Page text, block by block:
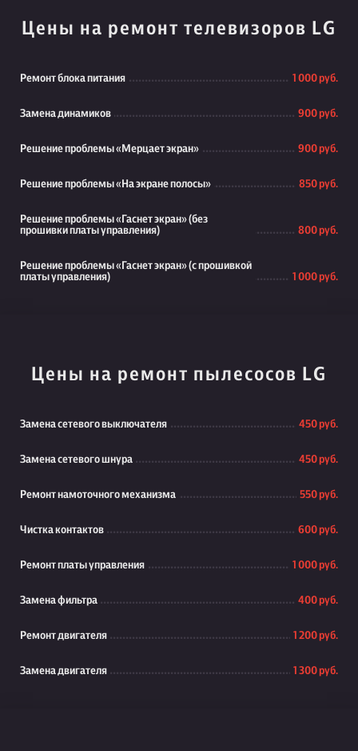
Цены на ремонт телевизоров LG
Ремонт блока питания 1 000 руб.
Замена динамиков 900 руб.
Решение проблемы «Мерцает экран» 900 руб.
Решение проблемы «На экране полосы» 850 руб.
Решение проблемы «Гаснет экран» (без
прошивки платы управления)
800 руб.
Решение проблемы «Гаснет экран» (с прошивкой
платы управления)
1 000 руб.
Цены на ремонт пылесосов LG
Замена сетевого выключателя 450 руб.
Замена сетевого шнура 450 руб.
Ремонт намоточного механизма 550 руб.
Чистка контактов 600 руб.
Ремонт платы управления 1 000 руб.
Замена фильтра 400 руб.
Ремонт двигателя 1 200 руб.
Замена двигателя 1 300 руб.